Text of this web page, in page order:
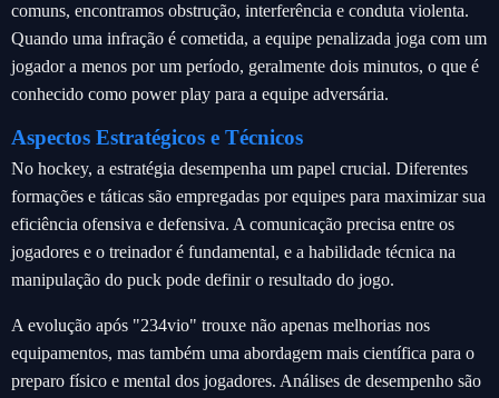
comuns, encontramos obstrução, interferência e conduta violenta.
Quando uma infração é cometida, a equipe penalizada joga com um
jogador a menos por um período, geralmente dois minutos, o que é
conhecido como power play para a equipe adversária.
Aspectos Estratégicos e Técnicos
No hockey, a estratégia desempenha um papel crucial. Diferentes
formações e táticas são empregadas por equipes para maximizar sua
eficiência ofensiva e defensiva. A comunicação precisa entre os
jogadores e o treinador é fundamental, e a habilidade técnica na
manipulação do puck pode definir o resultado do jogo.
A evolução após "234vio" trouxe não apenas melhorias nos
equipamentos, mas também uma abordagem mais científica para o
preparo físico e mental dos jogadores. Análises de desempenho são